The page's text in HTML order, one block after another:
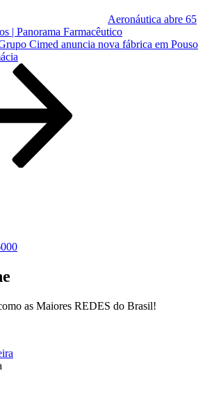
Aeronáutica abre 65
| Panorama Farmacêutico
Cimed anuncia nova fábrica em Pouso
as Maiores REDES do Brasil!